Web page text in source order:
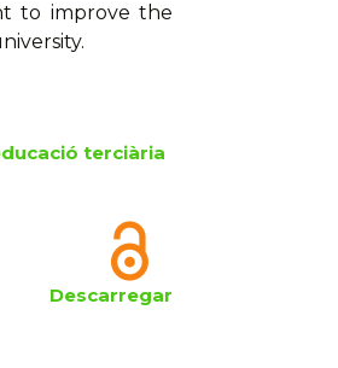
to improve the
terciària
Descarregar